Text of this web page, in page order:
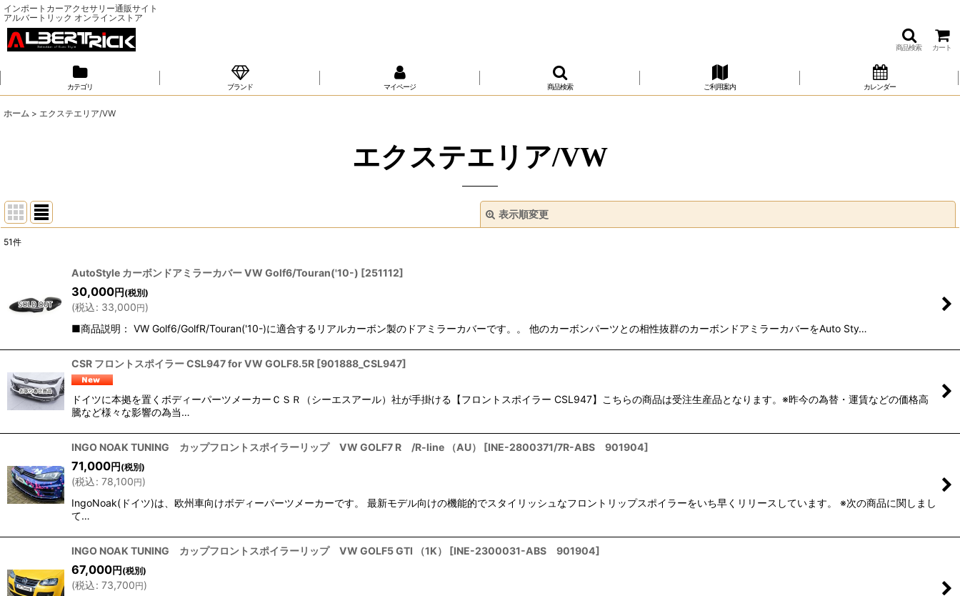
インポートカーアクセサリー通販サイト
アルバートリック オンラインストア
商品検索 カート
カテゴリ ブランド マイページ 商品検索 ご利用案内 カレンダー
ホーム > エクステエリア/VW
エクステエリア/VW
表示順変更
:
51件
AutoStyle カーボンドアミラーカバー VW Golf6/Touran('10-) [251112]
30,000円 (税別)
(税込: 33,000円)
■商品説明： VW Golf6/GolfR/Touran('10-)に適合するリアルカーボン製のドアミラーカバーです。。 他のカーボンパーツとの相性抜群のカーボンドアミラーカバーをAuto Sty…
CSR フロントスポイラー CSL947 for VW GOLF8.5R [901888_CSL947]
ドイツに本拠を置くボディーパーツメーカーＣＳＲ（シーエスアール）社が手掛ける【フロントスポイラー CSL947】こちらの商品は受注生産品となります。※昨今の為替・運賃などの価格高
騰など様々な影響の為当…
INGO NOAK TUNING カップフロントスポイラーリップ VW GOLF7 R /R-line （AU） [INE-2800371/7R-ABS 901904]
71,000円 (税別)
(税込: 78,100円)
IngoNoak(ドイツ)は、欧州車向けボディーパーツメーカーです。 最新モデル向けの機能的でスタイリッシュなフロントリップスポイラーをいち早くリリースしています。 ※次の商品に関しまし
て…
INGO NOAK TUNING カップフロントスポイラーリップ VW GOLF5 GTI （1K） [INE-2300031-ABS 901904]
67,000円 (税別)
(税込: 73,700円)